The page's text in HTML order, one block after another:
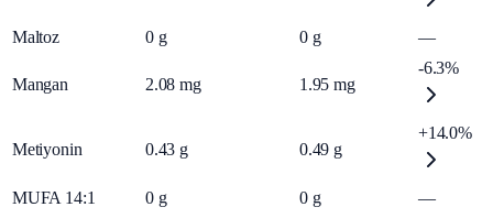
Maltoz 0 g 0 g —
Mangan 2.08 mg 1.95 mg
-6.3%
Metiyonin 0.43 g 0.49 g
+14.0%
MUFA 14:1 0 g 0 g
—